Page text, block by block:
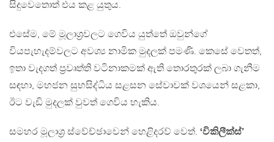
සිදුවෙතොත් එය කළ යුතුය.
එසේම, මේ මූලාශ‍්‍රවලට ගෙවිය යුත්තේ ඔවුන්ගේ
වියපැහැදම්වලට අවශ්‍ය නාමික මුදලක් පමණි. කෙසේ වෙතත්,
ඉතා වැදගත් ප‍්‍රවෘත්ති වටිනාකමක් ඇති තොරතුරක් ලබා ගැනීම
සඳහා, මහජන සුභසිද්ධිය සළසන සේවාවක් වශයෙන් සළකා,
ඊට වැඩි මුදලක් වුවත් ගෙවිය හැකිය.
සමහර මූලාශ‍්‍ර ස්වේච්ඡාවෙන් හෙළිදරව් වෙත්. ‘විකිලීක්ස්’